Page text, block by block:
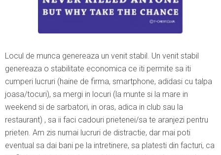
Locul de munca genereaza un venit stabil. Un venit stabil
genereaza o stabilitate economica ce iti permite sa iti
cumperi lucruri (haine de firma, smartphone, adidasi cu talpa
joasa/tocuri), sa mergi in locuri (la munte si la mare in
weekend si de sarbatori, in oras, adica in club sau la
restaurant) , sa ii faci cadouri prietenei/sa te aranjezi pentru
prieten. Am zis numai lucruri de distractie, dar mai poti
eventual sa dai bani pe la intretinere, sa platesti din facturi, ca